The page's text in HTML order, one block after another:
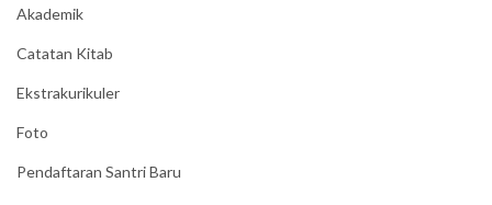
Akademik
Catatan Kitab
Ekstrakurikuler
Foto
Pendaftaran Santri Baru